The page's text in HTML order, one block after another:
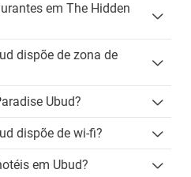
em The Hidden
dispõe de zona de
Ubud?
dispõe de wi-fi?
em Ubud?